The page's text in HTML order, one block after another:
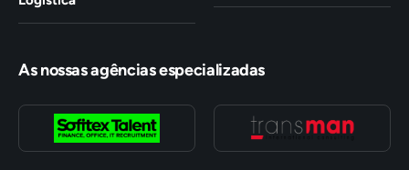
As nossas agências especializadas